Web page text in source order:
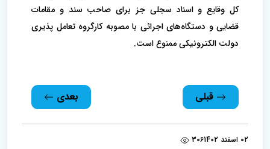
کل وقایع و اسناد سجلی جز برای صاحب سند و مقامات
قضایی و دستگاه‌های اجرائی با مصوبه کارگروه تعامل پذیری
دولت الکترونیکی ممنوع است.
قبلی بعدی
02 اسفند 1402 306